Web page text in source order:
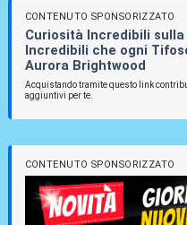
CONTENUTO SPONSORIZZATO
Curiosità Incredibili
Incredibili che ogni
Aurora Brightwood
Acquistando tramite questo link
aggiuntivi per te.
CONTENUTO SPONSORIZZATO